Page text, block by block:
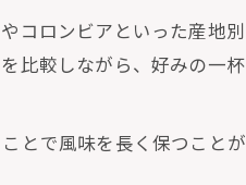
コロンビアといった産地別
比較しながら、好みの一杯
とで風味を長く保つことが